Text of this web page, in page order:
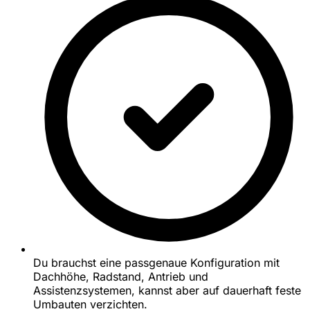
Du brauchst eine passgenaue Konfiguration mit
Dachhöhe, Radstand, Antrieb und
Assistenzsystemen, kannst aber auf dauerhaft feste
Umbauten verzichten.